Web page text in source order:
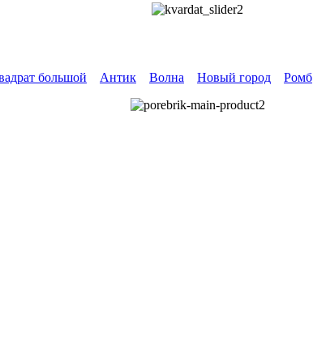
большой Антик Волна Новый город Ромб